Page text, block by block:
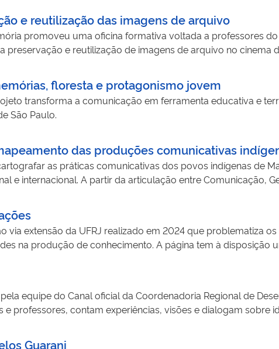
e reutilização das imagens de arquivo
promoveu uma oficina formativa voltada a professores
e reutilização de imagens de arquivo no cinema
cultura e patrimônio audiovisual.
floresta e protagonismo jovem
transforma a comunicação em ferramenta educativa e
São Paulo.
das produções comunicativas
as práticas comunicativas dos povos indígenas de
e internacional. A partir da articulação entre Comunicação,
desses comunicadores em seus contextos
via extensão da UFRJ realizado em 2024 que problematiza
na produção de conhecimento. A página tem à disposição
cinemas e educações, história e futuro, memória e
artificial.
equipe do Canal oficial da Coordenadoria Regional de
professores, contam experiências, visões e dialogam sobre
Guarani